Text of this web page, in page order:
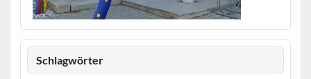
Schlagwörter